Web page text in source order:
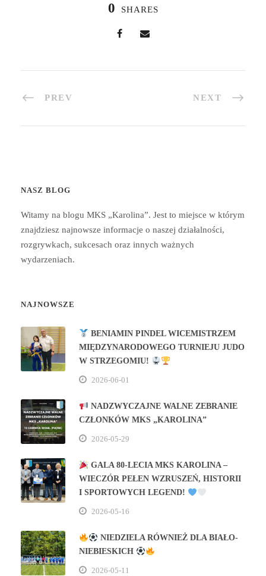
0 SHARES
PREV NEXT
NASZ BLOG
Witamy na blogu MKS „Karolina”. Jest to miejsce w którym
znajdziesz najnowsze informacje o naszej działalności,
rozgrywkach, sukcesach oraz innych ważnych
wydarzeniach.
NAJNOWSZE
BENIAMIN PINDEL WICEMISTRZEM
MIĘDZYNARODOWEGO TURNIEJU JUDO
W STRZEGOMIU!
2026-06-01
NADZWYCZAJNE WALNE ZEBRANIE
CZŁONKÓW MKS „KAROLINA”
2026-05-29
GALA 80‑LECIA MKS KAROLINA –
WIECZÓR PEŁEN WZRUSZEŃ, HISTORII
I SPORTOWYCH LEGEND!
2026-05-16
NIEDZIELA RÓWNIEŻ DLA BIAŁO-
NIEBIESKICH
2026-05-11